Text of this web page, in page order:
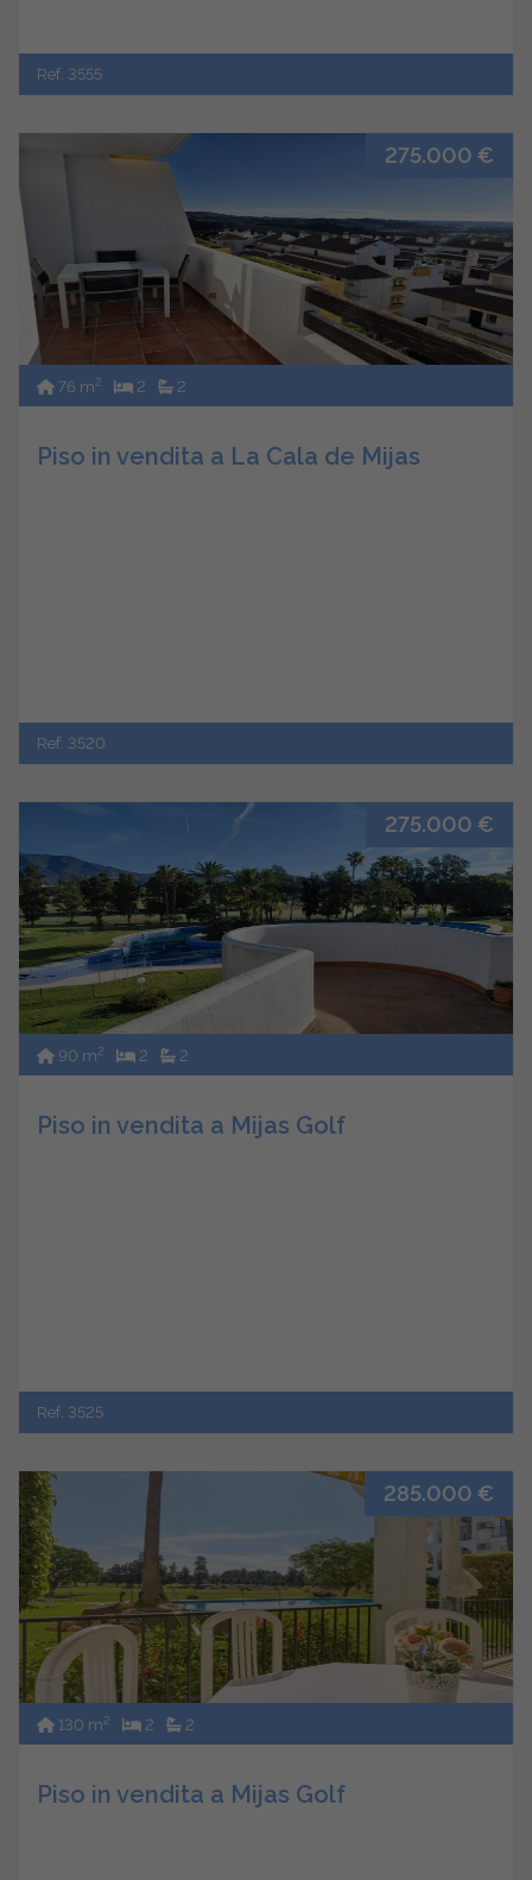
Ref. 3555
275.000 €
76 m2 2 2
Piso in vendita a La Cala de Mijas
Ref. 3520
275.000 €
90 m2 2 2
Piso in vendita a Mijas Golf
Ref. 3525
285.000 €
130 m2 2 2
Piso in vendita a Mijas Golf